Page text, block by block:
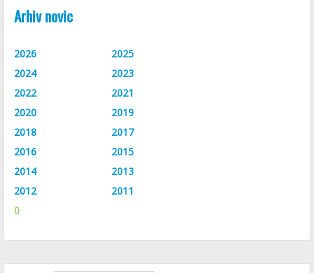
Arhiv novic
2026
2025
2024
2023
2022
2021
2020
2019
2018
2017
2016
2015
2014
2013
2012
2011
0